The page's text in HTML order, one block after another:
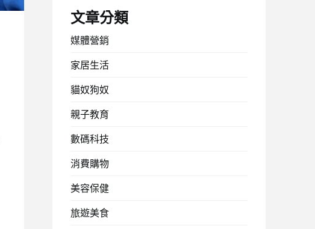
文章分類
媒體營銷
家居生活
貓奴狗奴
親子教育
數碼科技
消費購物
美容保健
旅遊美食